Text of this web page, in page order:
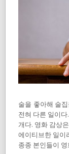
술을 좋아해 술
전혀 다른 일이
개다. 영화 감상
에이티브한 일이
종종 본인들이